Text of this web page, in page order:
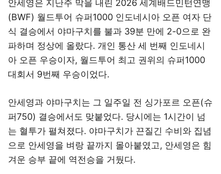
안세영은 지난주 막을 내린 2026 세계배드민턴연맹
(BWF) 월드투어 슈퍼1000 인도네시아 오픈 여자 단
식 결승에서 야마구치를 불과 39분 만에 2-0으로 완
파하며 정상에 올랐다. 개인 통산 세 번째 인도네시
아 오픈 우승이자, 월드투어 최고 권위의 슈퍼1000
대회서 9번째 우승이었다.
안세영과 야마구치는 그 일주일 전 싱가포르 오픈(슈
퍼750) 결승에서도 맞붙었다. 당시에는 1시간이 넘
는 혈투가 펼쳐졌다. 야마구치가 끈질긴 수비와 집념
으로 안세영을 벼랑 끝까지 몰아붙였고, 안세영은 힘
겨운 승부 끝에 역전승을 거뒀다.